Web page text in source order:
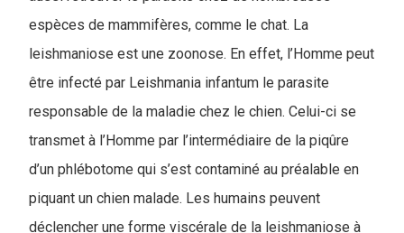
espèces de mammifères, comme le chat. La
leishmaniose est une zoonose. En effet, l’Homme peut
être infecté par Leishmania infantum le parasite
responsable de la maladie chez le chien. Celui-ci se
transmet à l’Homme par l’intermédiaire de la piqûre
d’un phlébotome qui s’est contaminé au préalable en
piquant un chien malade. Les humains peuvent
déclencher une forme viscérale de la leishmaniose à